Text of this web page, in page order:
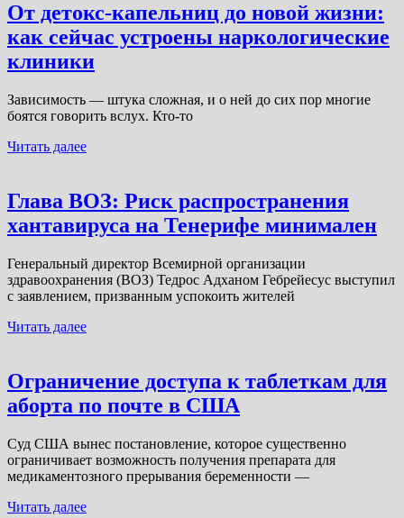
От детокс-капельниц до новой жизни:
как сейчас устроены наркологические
клиники
Зависимость — штука сложная, и о ней до сих пор многие
боятся говорить вслух. Кто-то
Читать далее
Глава ВОЗ: Риск распространения
хантавируса на Тенерифе минимален
Генеральный директор Всемирной организации
здравоохранения (ВОЗ) Тедрос Адханом Гебрейесус выступил
с заявлением, призванным успокоить жителей
Читать далее
Ограничение доступа к таблеткам для
аборта по почте в США
Суд США вынес постановление, которое существенно
ограничивает возможность получения препарата для
медикаментозного прерывания беременности —
Читать далее